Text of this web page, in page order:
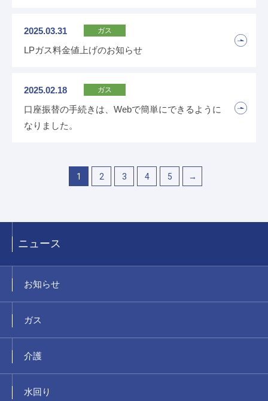
2025.03.31 ガス
LPガス料金値上げのお知らせ
2025.02.18 ガス
口座振替の手続きは、Webで簡単にできるように
なりました。
1 2 3 4 5 →
ニュース
お知らせ
ガス
介護
水回り